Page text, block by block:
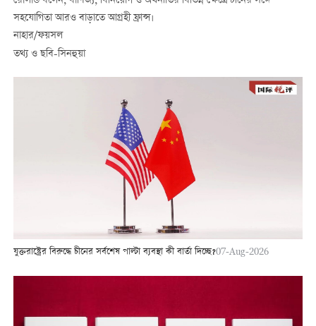
সহযোগিতা আরও বাড়াতে আগ্রহী ফ্রান্স।
নাহার/ফয়সল
তথ্য ও ছবি-সিনহুয়া
যুক্তরাষ্ট্রের বিরুদ্ধে চীনের সর্বশেষ পাল্টা ব্যবস্থা কী বার্তা দিচ্ছে?07-Aug-2026